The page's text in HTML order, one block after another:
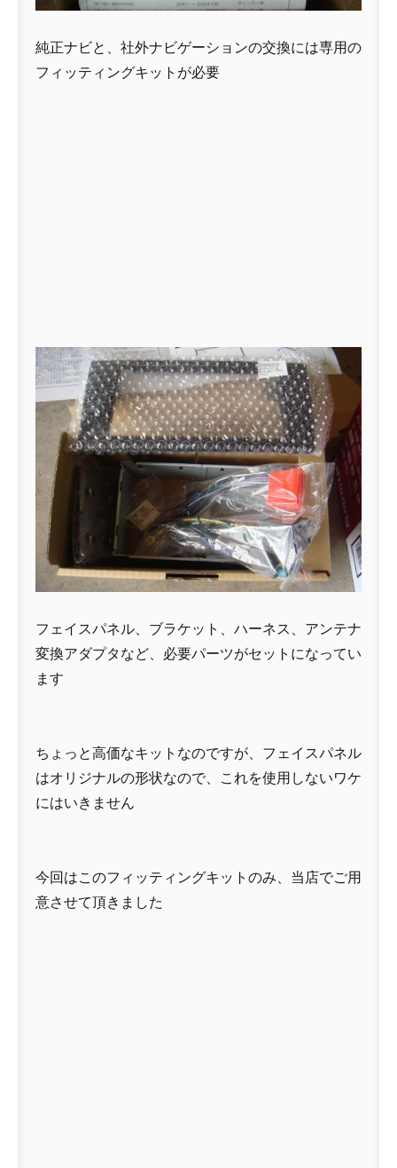
純正ナビと、社外ナビゲーションの交換には専用の
フィッティングキットが必要
フェイスパネル、ブラケット、ハーネス、アンテナ
変換アダプタなど、必要パーツがセットになってい
ます
ちょっと高価なキットなのですが、フェイスパネル
はオリジナルの形状なので、これを使用しないワケ
にはいきません
今回はこのフィッティングキットのみ、当店でご用
意させて頂きました